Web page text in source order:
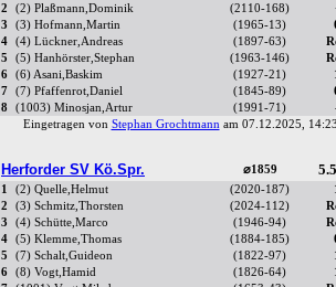
2
(2) Plaßmann,Dominik (2110-168)
3
(3) Hofmann,Martin (1965-13)
4
(4) Lückner,Andreas (1897-63)
5
(5) Hanhörster,Stephan (1963-146)
6
(6) Asani,Baskim (1927-21)
7
(7) Pfaffenrot,Daniel (1845-89)
8
(1003) Minosjan,Artur (1991-71)
Eingetragen von Stephan Grochtmannam 07.12.2025,
Herforder SV Kö.Spr. ⌀1859
1 (2) Quelle,Helmut (2020-187)
2
(3) Schmitz,Thorsten (2024-112)
3
(4) Schütte,Marco (1946-94)
4
(5) Klemme,Thomas (1884-185)
5
(7) Schalt,Guideon (1822-97)
6
(8) Vogt,Hamid (1826-64)